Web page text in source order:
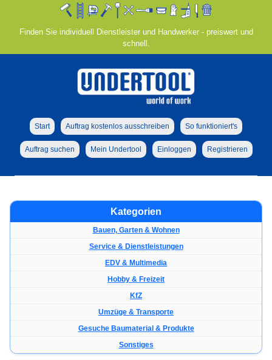
Finden Sie individuell Dienstleister und Handwerker - preiswert und
schnell.
Start Auftrag kostenlos ausschreiben So funktioniert's
Auftrag suchen Mein Undertool Einloggen Registrieren
Kategorien
Bauen, Garten & Wohnen
Service & Dienstleistungen
EDV & Multimedia
Hobby & Freizeit
KfZ
Umzüge & Transporte
Gesuche Baumaterial & Produkte
Sonstiges